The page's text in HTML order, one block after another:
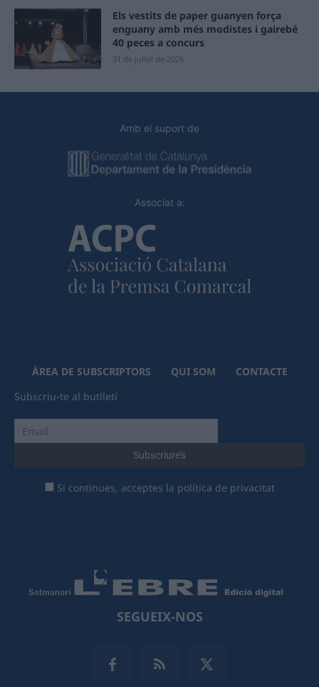
Els vestits de paper guanyen força
enguany amb més modistes i gairebé
40 peces a concurs
31 de juliol de 2026
Amb el suport de
Associat a:
ÀREA DE SUBSCRIPTORS QUI SOM
CONTACTE
Subscriu-te al butlletí
Si continues, acceptes la política de privacitat
SEGUEIX-NOS